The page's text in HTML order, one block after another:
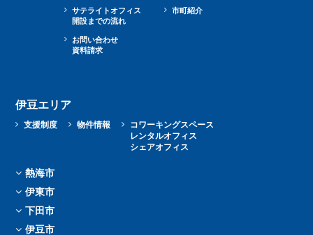
サテライトオフィス
開設までの流れ
市町紹介
お問い合わせ
資料請求
伊豆エリア
支援制度 物件情報
コワーキングスペース
レンタルオフィス
シェアオフィス
熱海市
伊東市
下田市
伊豆市